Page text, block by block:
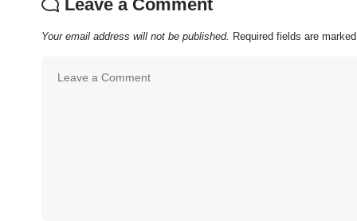
Leave a Comment
Your email address will not be published. Required fields are